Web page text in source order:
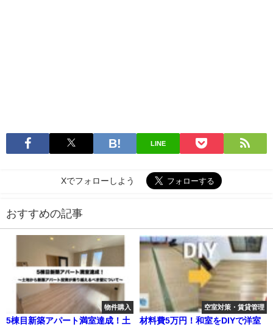
LINE
Xでフォローしよう
おすすめの記事
物件購入
5棟目新築アパート満室達成！土
空室対策・賃貸管理
材料費5万円！和室をDIYで洋室